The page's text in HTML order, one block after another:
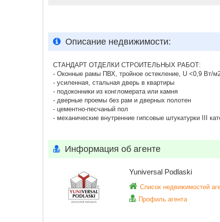
Описание недвижимости:
СТАНДАРТ ОТДЕЛКИ СТРОИТЕЛЬНЫХ РАБОТ:
- Оконные рамы ПВХ, тройное остекление, U <0,9 Вт/
- усиленная, стальная дверь в квартиры
- подоконники из конгломерата или камня
- дверные проемы без рам и дверных полотен
- цементно-песчаный пол
- механические внутренние гипсовые штукатурки III
Информация об агенте
Yuniversal Podlaski
Список недвижимостей
Профиль агента